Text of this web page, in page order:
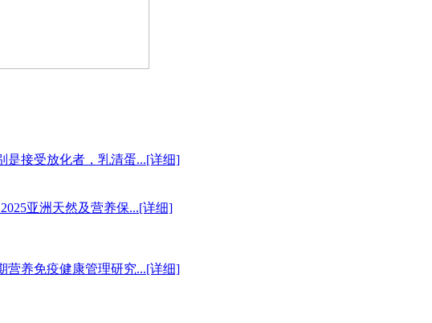
是接受放化者，乳清蛋...[详细]
亚洲天然及营养保...[详细]
营养免疫健康管理研究...[详细]